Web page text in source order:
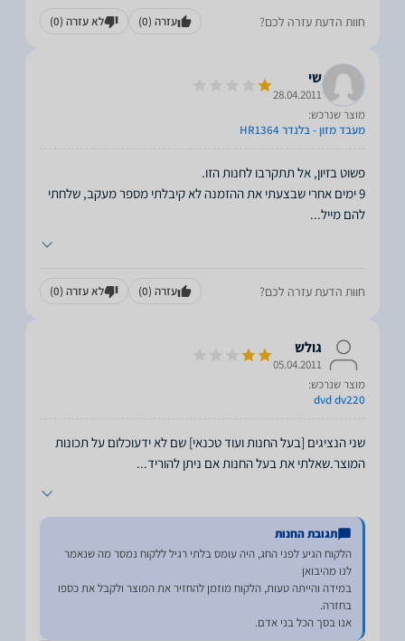
חוות הדעת עזרה לכם? עזרה (0) לא עזרה (0)
שי
28.04.2011
מוצר שנרכש:
מעבד מזון - בלנדר HR1364
9 ימים אחרי שבצעתי את ההזמנה לא קיבלתי מספר מעקב, שלחתי
להם מייל...
חוות הדעת עזרה לכם? עזרה (0) לא עזרה (0)
גולש
05.04.2011
מוצר שנרכש:
dvd dv220
שני הנציגים [בעל החנות ועוד טכנאי] שם לא ידעוכלום על תכונות
המוצר.שאלתי את בעל החנות אם ניתן להוריד...
תגובת החנות
הלקוח הגיע לפני החג, היה עומס בלתי רגיל ללקוח נמסר מה שנאמר
במידה והייתה טעות, הלקוח מוזמן להחזיר את המוצר ולקבל את כספו
אנו בסך הכל בני אדם.